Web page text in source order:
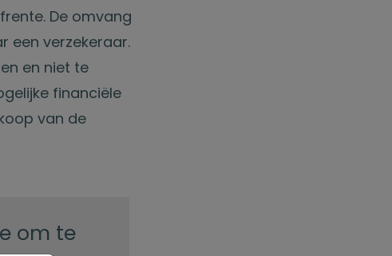
De omvang
een verzekeraar.
en niet te
financiële
van de
om te